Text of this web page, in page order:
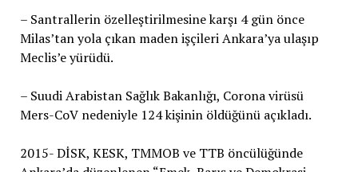
– Santrallerin özelleştirilmesine karşı 4 gün önce
Milas’tan yola çıkan maden işçileri Ankara’ya ulaşıp
Meclis’e yürüdü.
– Suudi Arabistan Sağlık Bakanlığı, Corona virüsü
Mers-CoV nedeniyle 124 kişinin öldüğünü açıkladı.
2015- DİSK, KESK, TMMOB ve TTB öncülüğünde